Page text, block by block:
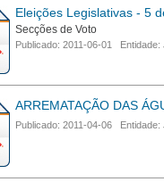
Eleições Legislativas - 5
Secções de Voto
Publicado: 2011-06-01 Entidade:
ARREMATAÇÃO DAS
Publicado: 2011-04-06 Entidade: